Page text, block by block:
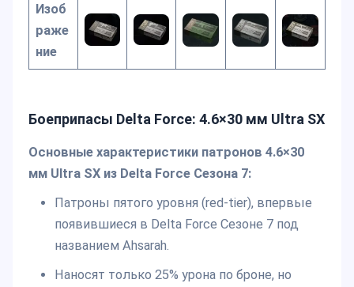
Изоб
раже
ние
Боеприпасы Delta Force: 4.6×30 мм Ultra SX
Основные характеристики патронов 4.6×30
мм Ultra SX из Delta Force Сезона 7:
Патроны пятого уровня (red-tier), впервые
появившиеся в Delta Force Сезоне 7 под
названием Ahsarah.
Наносят только 25% урона по броне, но